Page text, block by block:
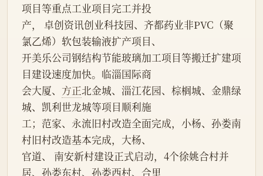
项目等重点工业项目完工并投
产， 卓创资讯创业科技园、齐都药业非PVC（聚
氯乙烯）软包装输液扩产项目、
开美乐公司钢结构节能玻璃加工项目等搬迁扩建项
目建设速度加快。临淄国际商
会大厦、 方正北金城、淄江花园、棕榈城、金鼎绿
城、凯利世龙城等项目顺利施
工；范家、永流旧村改造全面完成，小杨、孙娄南
村旧村改造基本完成，大杨、
官道、 南安新村建设正式启动，4个徐姚合村并
居、孙娄东村、孙娄西村、合里